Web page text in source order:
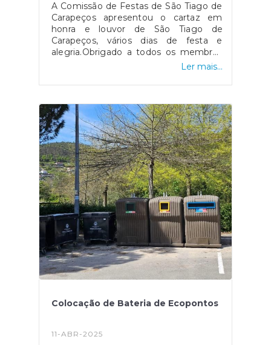
A Comissão de Festas de São Tiago de
Carapeços apresentou o cartaz em
honra e louvor de São Tiago de
Carapeços, vários dias de festa e
alegria.Obrigado a todos os membros
da Comissão de Festas de São Tiago
desenvolvido bem como a todos que
momento de convívio, partilha, alegria
e união.
Ler mais...
Colocação de Bateria de Ecopontos
11-ABR-2025